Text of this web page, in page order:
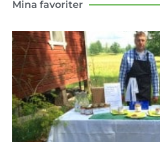
Mina favoriter